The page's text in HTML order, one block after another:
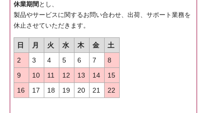
休業期間 とし、
製品やサービスに関するお問い合わせ、出荷、サポート業務を
休止させていただきます。
日 月 火 水 木 金
土
2
3 4 5 6 7
8
9
10 11 12 13 14
15
16
17 18 19 20 21 22